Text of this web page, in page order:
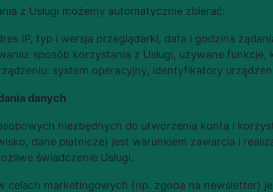
z Usługi możemy automatycznie zbierać:
IP, typ i wersja przeglądarki, data i godzina
sposób korzystania z Usługi, używane funkcje,
system operacyjny, identyfikatory
danych
niezbędnych do utworzenia konta i
dane płatnicze) jest warunkiem zawarcia i
świadczenie Usługi.
celach marketingowych (np. zgoda na newsletter)